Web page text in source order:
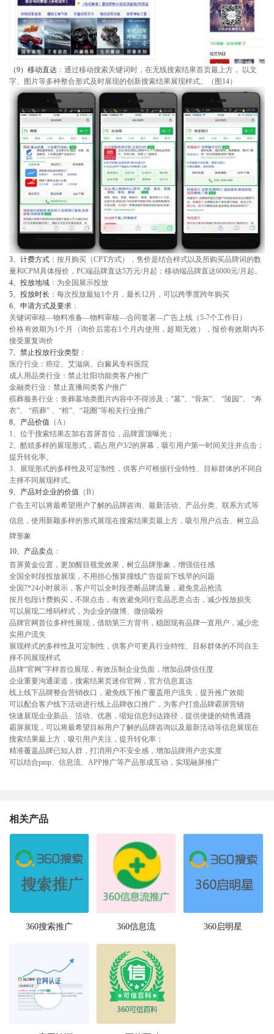
（9）移动直达： 通过移动搜索关键词时，在无线搜索结果首页最上方， 以文
字、图片等多种整合形式及时展现的创新搜索结果展现样式。（图14）
3、 计费方式：按月购买（CPT方式），售价是结合样式以及所购买品牌词的数
量和CPM具体报价，PC端品牌直达5万元/月起；移动端品牌直达6000元/月起。
4、 投放地域：为全国展示投放
5、 投放时长 ：每次投放最短1个月，最长12月，可以跨季度跨年购买
6、 申请方式及要求：
关键词审核—物料准备—物料审核—合同签署—广告上线（5-7个工作日）
价格有效期为1个月（询价后需在1个月内使用，超期无效），报价有效期内不
接受重复询价
7、 禁止投放行业类型 ：
医疗行业：癌症、艾滋病、白癜风专科医院
成人用品类行业：禁止壮阳功能类客户推广
金融类行业：禁止直播间类客户推广
殡葬服务行业：丧葬墓地类图片内容中不得涉及：“墓”、“骨灰”、 “陵园”、 “寿
衣”、 “殡葬” 、“棺”、“花圈”等相关行业推广
8、 产品价值 （A）
1、位于搜索结果左加右首屏首位，品牌置顶曝光；
2、酷炫多样的展现形式，霸占用户3/2的屏幕，吸引用户第一时间关注并点击；
提升转化率。
3、展现形式的多样性及可定制性，供客户可根据行业特性、目标群体的不同自
主择不同展现样式。
9、 产品对企业的价值 （B）
广告主可以将最希望用户了解的品牌咨询、最新活动、产品分类、联系方式等
信息，使用新颖多样的形式展现在搜索结果页最上方，吸引用户点击、树立品
牌形象
10、 产品卖点 ：
首屏黄金位置，更加醒目视觉效果，树立品牌形象，增强信任感
全国全时段投放展现，不用担心预算撞线广告提前下线早的问题
全国7*24小时展示，客户可以全时段垄断品牌流量，避免竞品抢流
按月包段计费购买，不限点击，有效避免同行竞品恶意点击，减少投放损失
可以展现二维码样式，为企业的微博、微信吸粉
品牌官网首位多样性展现，借助第三方背书，稳固现有品牌一直用户，减少忠
实用户流失
展现样式的多样性及可定制性，供客户可更具行业特性、目标群体的不同自主
择不同展现样式
品牌“官网”字样首位展现，有效压制企业负面，增加品牌信任度
企业重要沟通渠道，搜索结果页迷你官网，官方信息直达
线上线下品牌整合营销收口，避免线下推广覆盖用户流失，提升推广效能
可以配合客户线下活动进行线上品牌收口推广，为客户打造品牌霸屏营销
快速展现企业新品、活动、优惠，缩短信息到达路径，提供便捷的销售通路
霸屏展现，可以将最希望目标用户了解的品牌咨询以及最新活动等信息展现在
搜索结果最上方，吸引用户关注，提升转化率；
精准覆盖品牌已知人群，打消用户不安全感，增加品牌用户忠实度
可以结合pmp、信息流、APP推广等产品形成互动，实现融屏推广
相关产品
360搜索推广 360信息流 360启明星